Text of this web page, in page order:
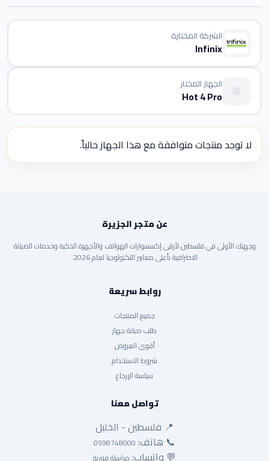
الشركة المختارة
Infinix
الجهاز المختار
Hot 4 Pro
لا توجد منتجات متوافقة مع هذا الجهاز حالياً.
عن متجر الجزيرة
وجهتك الأولى في فلسطين لأرقى إكسسوارات الهواتف والأجهزة الذكية وخدمات الصيانة
الاحترافية بأعلى معايير التكنولوجيا لعام 2026.
روابط سريعة
جميع المنتجات
طلب صيانة جهاز
أقوى العروض
شروط الاستخدام
سياسة الإرجاع
تواصل معنا
📍 فلسطين - الخليل
📞 هاتف: 0598748000
💬 واتساب: مراسلة فورية